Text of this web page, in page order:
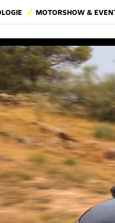
MOTORSHOW &